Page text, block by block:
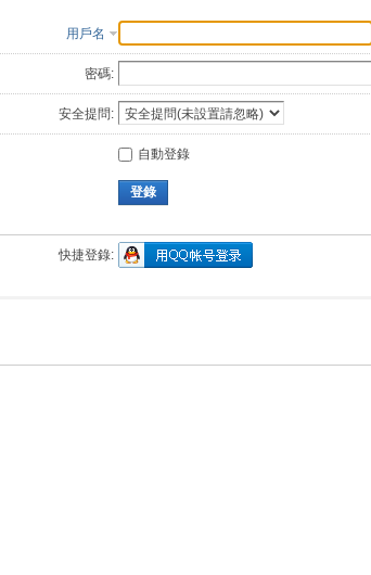
用戶名
密碼:
安全提問:
自動登錄
登錄
快捷登錄: